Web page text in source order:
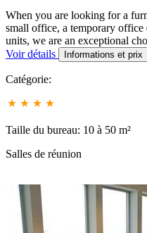
When you are looking for a
small office, a temporary
units, we are an exceptional
Voir détails
Informations et prix
Catégorie:
Taille du bureau: 10 à 50 m²
Salles de réunion